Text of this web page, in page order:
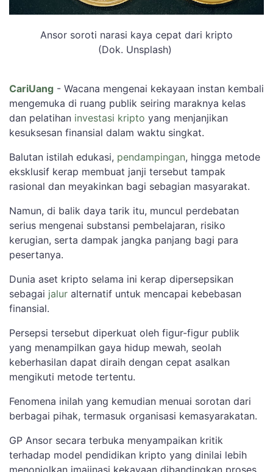
Ansor soroti narasi kaya cepat dari kripto
(Dok. Unsplash)
CariUang - Wacana mengenai kekayaan instan kembali
mengemuka di ruang publik seiring maraknya kelas
dan pelatihan investasi kripto yang menjanjikan
kesuksesan finansial dalam waktu singkat.
Balutan istilah edukasi, pendampingan, hingga metode
eksklusif kerap membuat janji tersebut tampak
rasional dan meyakinkan bagi sebagian masyarakat.
Namun, di balik daya tarik itu, muncul perdebatan
serius mengenai substansi pembelajaran, risiko
kerugian, serta dampak jangka panjang bagi para
pesertanya.
Dunia aset kripto selama ini kerap dipersepsikan
sebagai jalur alternatif untuk mencapai kebebasan
finansial.
Persepsi tersebut diperkuat oleh figur-figur publik
yang menampilkan gaya hidup mewah, seolah
keberhasilan dapat diraih dengan cepat asalkan
mengikuti metode tertentu.
Fenomena inilah yang kemudian menuai sorotan dari
berbagai pihak, termasuk organisasi kemasyarakatan.
GP Ansor secara terbuka menyampaikan kritik
terhadap model pendidikan kripto yang dinilai lebih
menonjolkan imajinasi kekayaan dibandingkan proses